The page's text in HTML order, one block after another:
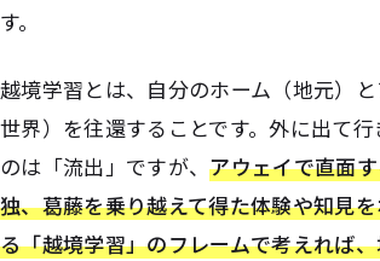
す。
越境学習とは、自分のホーム（地元）
世界）を往還することです。外に出て
のは「流出」ですが、アウェイで直面
独、葛藤を乗り越えて得た体験や知見
る「越境学習」のフレームで考えれば